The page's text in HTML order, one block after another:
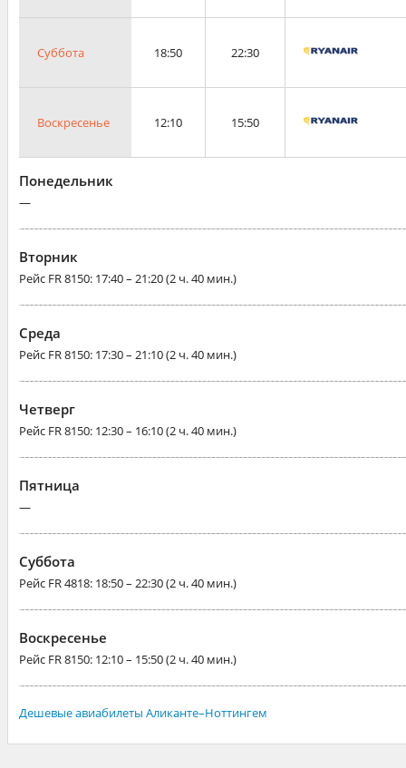
Суббота 18:50 22:30
Воскресенье 12:10 15:50
Понедельник
—
Вторник
Рейс FR 8150: 17:40 – 21:20 (2 ч. 40 мин.)
Среда
Рейс FR 8150: 17:30 – 21:10 (2 ч. 40 мин.)
Четверг
Рейс FR 8150: 12:30 – 16:10 (2 ч. 40 мин.)
Пятница
—
Суббота
Рейс FR 4818: 18:50 – 22:30 (2 ч. 40 мин.)
Воскресенье
Рейс FR 8150: 12:10 – 15:50 (2 ч. 40 мин.)
Дешевые авиабилеты Аликанте–Ноттингем